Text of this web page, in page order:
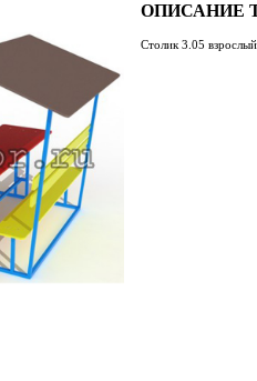
ОПИСАНИЕ
Столик 3.05